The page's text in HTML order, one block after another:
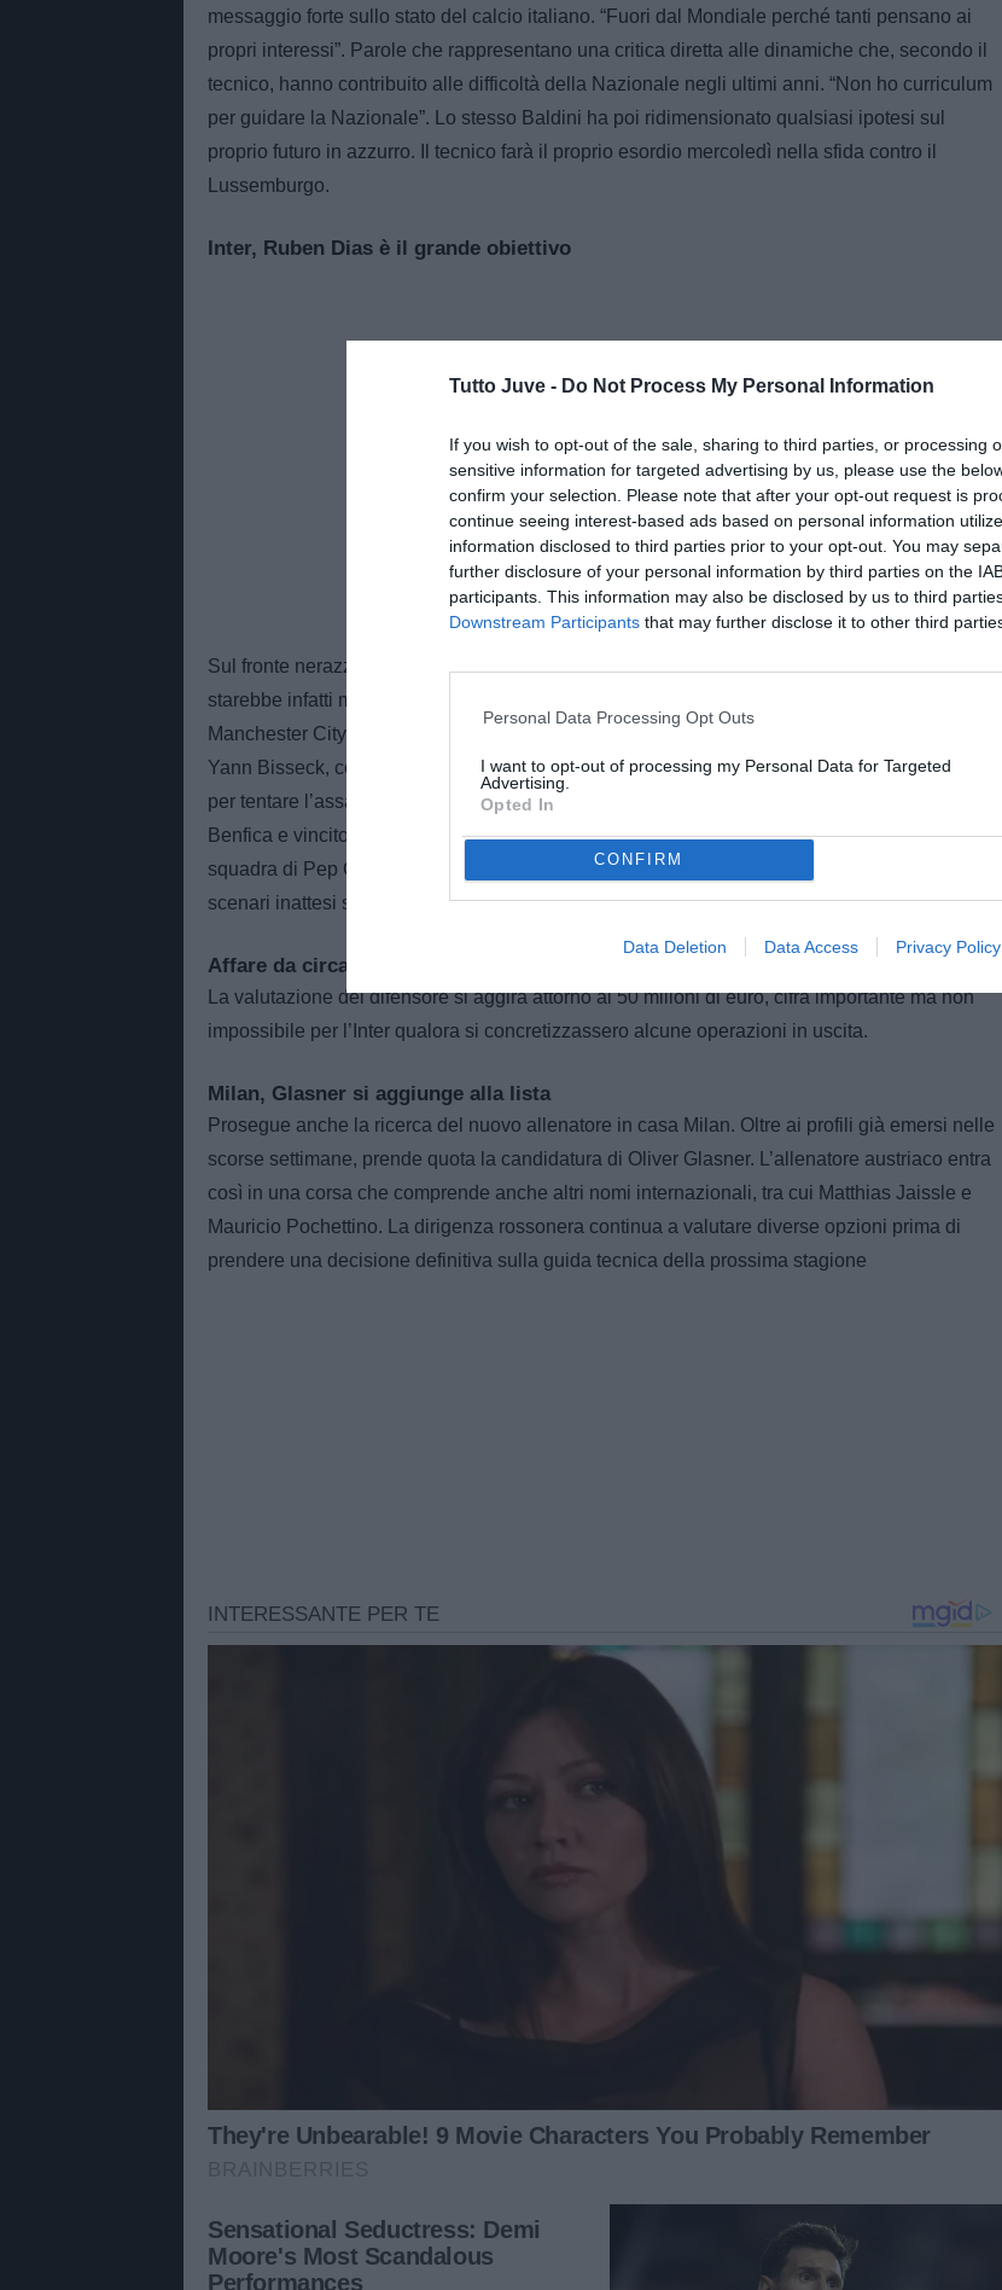
Tutto Juve - Do Not Process My Personal Information
If you wish to opt-out of the sale, sharing to third parties, or processing
sensitive information for targeted advertising by us, please use the
confirm your selection. Please note that after your opt-out request is
continue seeing interest-based ads based on personal information
information disclosed to third parties prior to your opt-out. You may
further disclosure of your personal information by third parties on the
participants. This information may also be disclosed by us to third
Downstream Participants that may further disclose it to other third
Personal Data Processing Opt Outs
I want to opt-out of processing my Personal Data for Targeted
Advertising.
Opted In
CONFIRM
Data Deletion Data Access Privacy Policy
messaggio forte sullo stato del calcio italiano. “Fuori dal Mondiale perché tanti pensano ai
propri interessi”. Parole che rappresentano una critica diretta alle dinamiche che, secondo il
tecnico, hanno contribuito alle difficoltà della Nazionale negli ultimi anni. “Non ho curriculum
per guidare la Nazionale”. Lo stesso Baldini ha poi ridimensionato qualsiasi ipotesi sul
proprio futuro in azzurro. Il tecnico farà il proprio esordio mercoledì nella sfida contro il
Lussemburgo.
Inter, Ruben Dias è il grande obiettivo
Sul fronte nerazzurro prende quota una suggestione di alto profilo internazionale. L’Inter
starebbe infatti monitorando la situazione di Ruben Dias, difensore portoghese del
Manchester City. L’operazione potrebbe prendere forma soprattutto in caso di cessione di
Yann Bisseck, considerato il principale elemento in grado di generare le risorse necessarie
per tentare l’assalto al centrale lusitano. Ruben Dias, cresciuto nel settore giovanile del
Benfica e vincitore di numerosi trofei in carriera, è stato per anni una delle colonne della
squadra di Pep Guardiola.L’arrivo di nuovi equilibri tecnici al City potrebbe però aprire
scenari inattesi sul suo futuro.
Affare da circa 50 milioni
La valutazione del difensore si aggira attorno ai 50 milioni di euro, cifra importante ma non
impossibile per l’Inter qualora si concretizzassero alcune operazioni in uscita.
Milan, Glasner si aggiunge alla lista
Prosegue anche la ricerca del nuovo allenatore in casa Milan. Oltre ai profili già emersi nelle
scorse settimane, prende quota la candidatura di Oliver Glasner. L’allenatore austriaco entra
così in una corsa che comprende anche altri nomi internazionali, tra cui Matthias Jaissle e
Mauricio Pochettino. La dirigenza rossonera continua a valutare diverse opzioni prima di
prendere una decisione definitiva sulla guida tecnica della prossima stagione